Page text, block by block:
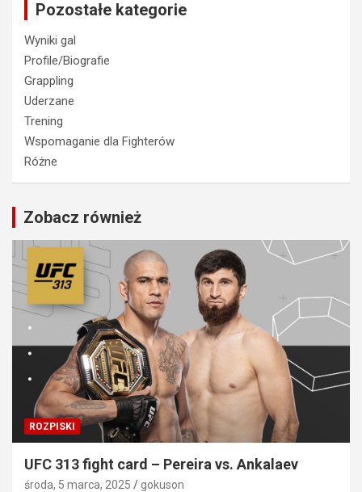
Pozostałe kategorie
Wyniki gal
Profile/Biografie
Grappling
Uderzane
Trening
Wspomaganie dla Fighterów
Różne
Zobacz również
ROZPISKI
UFC 313 fight card – Pereira vs. Ankalaev
środa, 5 marca, 2025 gokuson